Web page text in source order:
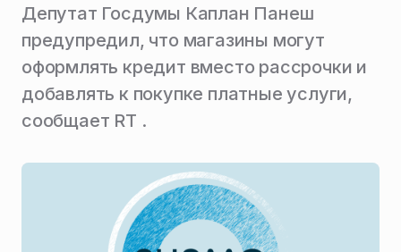
Депутат Госдумы Каплан Панеш
предупредил, что магазины могут
оформлять кредит вместо рассрочки и
добавлять к покупке платные услуги,
сообщает RT .